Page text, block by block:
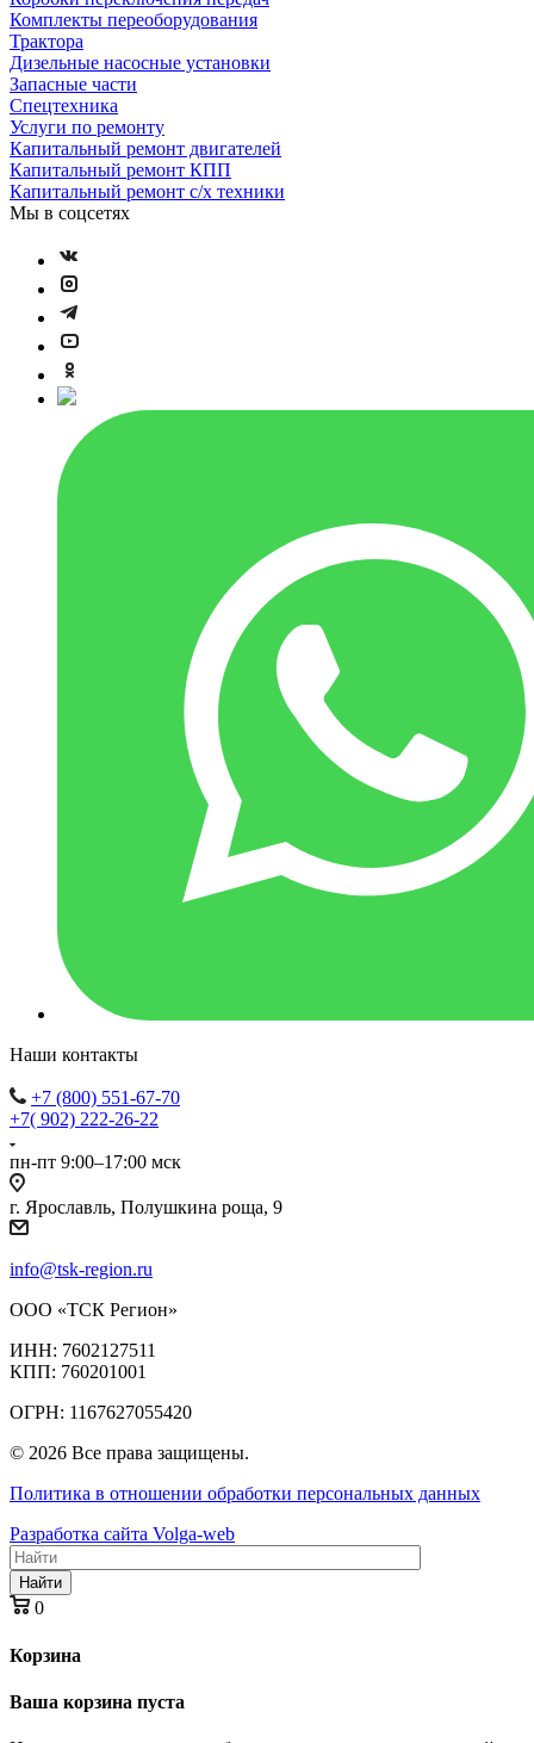
Комплекты переоборудования
Трактора
Дизельные насосные установки
Запасные части
Спецтехника
Услуги по ремонту
Капитальный ремонт двигателей
Капитальный ремонт КПП
Капитальный ремонт с/х техники
Мы в соцсетях
Наши контакты
+7 (800) 551-67-70
+7( 902) 222-26-22
пн-пт 9:00–17:00 мск
г. Ярославль, Полушкина роща, 9
info@tsk-region.ru
ООО «ТСК Регион»
ИНН: 7602127511
КПП: 760201001
ОГРН: 1167627055420
© 2026 Все права защищены.
Политика в отношении обработки персональных данных
Разработка сайта Volga-web
Найти
0
Корзина
Ваша корзина пуста